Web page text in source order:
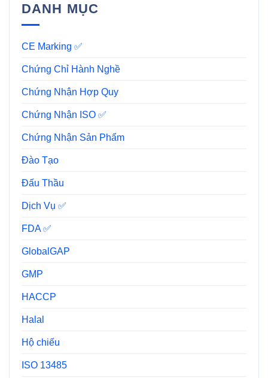
DANH MỤC
CE Marking ✅
Chứng Chỉ Hành Nghề
Chứng Nhận Hợp Quy
Chứng Nhận ISO ✅
Chứng Nhận Sản Phẩm
Đào Tạo
Đấu Thầu
Dịch Vụ ✅
FDA ✅
GlobalGAP
GMP
HACCP
Halal
Hộ chiếu
ISO 13485